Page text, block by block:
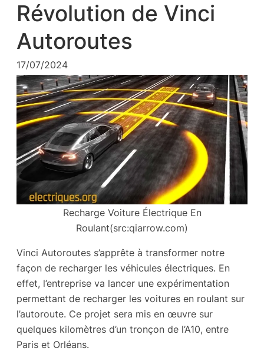
Révolution de Vinci
Autoroutes
17/07/2024
Recharge Voiture Électrique En
Roulant(src:qiarrow.com)
Vinci Autoroutes s’apprête à transformer notre
façon de recharger les véhicules électriques. En
effet, l’entreprise va lancer une expérimentation
permettant de recharger les voitures en roulant sur
l’autoroute. Ce projet sera mis en œuvre sur
quelques kilomètres d’un tronçon de l’A10, entre
Paris et Orléans.